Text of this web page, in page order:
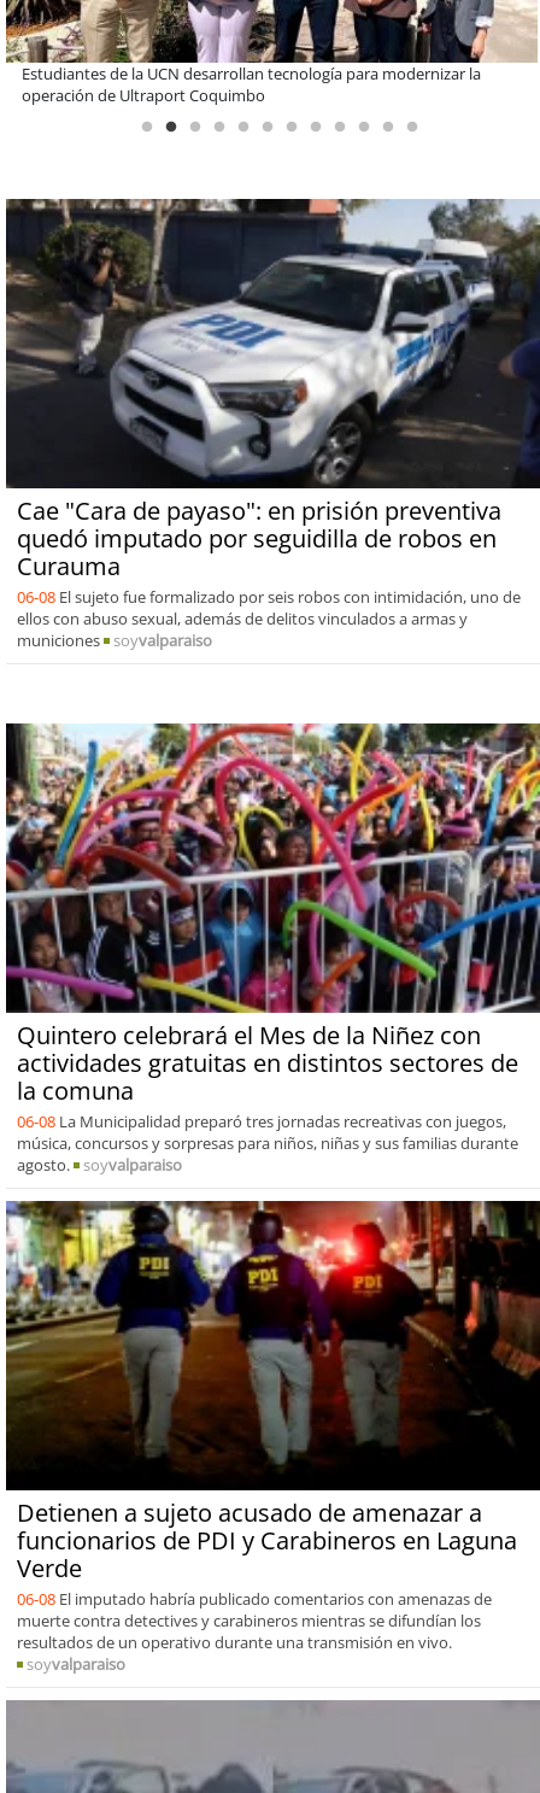
Educación y colaboración público-privada se toman La Araucanía:
encuentro reunió a líderes para abordar las brechas y oportunidades
Cae "Cara de payaso": en prisión preventiva
quedó imputado por seguidilla de robos en
Curauma
06-08 El sujeto fue formalizado por seis robos con intimidación, uno de
ellos con abuso sexual, además de delitos vinculados a armas y
municiones
soyvalparaiso
Quintero celebrará el Mes de la Niñez con
actividades gratuitas en distintos sectores de
la comuna
06-08 La Municipalidad preparó tres jornadas recreativas con juegos,
música, concursos y sorpresas para niños, niñas y sus familias durante
agosto.
soyvalparaiso
Detienen a sujeto acusado de amenazar a
funcionarios de PDI y Carabineros en Laguna
Verde
06-08 El imputado habría publicado comentarios con amenazas de
muerte contra detectives y carabineros mientras se difundían los
resultados de un operativo durante una transmisión en vivo.
soyvalparaiso